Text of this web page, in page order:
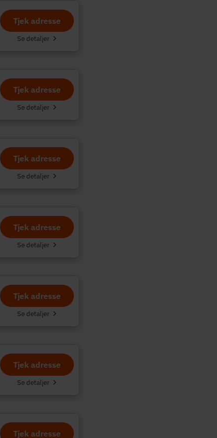
Tjek adresse
Se detaljer
Tjek adresse
Se detaljer
Tjek adresse
Se detaljer
Tjek adresse
Se detaljer
Tjek adresse
Se detaljer
Tjek adresse
Se detaljer
Tjek adresse